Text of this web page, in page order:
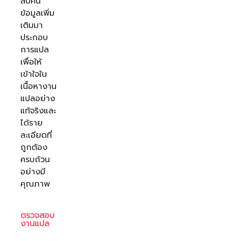
ข้อมูลเพิ่ม
เติมมา
ประกอบ
การแปล
เพื่อให้
เข้าใจใน
เนื้อหางาน
แปลอย่าง
แท้จริงและ
ได้ราย
ละเอียดที่
ถูกต้อง
ครบถ้วน
อย่างมี
คุณภาพ
ตรวจสอบ
งานแปล